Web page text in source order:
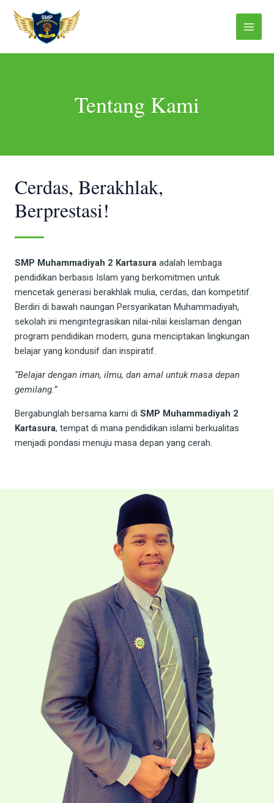
content
Main
Menu
Tentang Kami
Cerdas, Berakhlak,
Berprestasi!
SMP Muhammadiyah 2 Kartasura adalah lembaga
pendidikan berbasis Islam yang berkomitmen untuk
mencetak generasi berakhlak mulia, cerdas, dan kompetitif.
Berdiri di bawah naungan Persyarikatan Muhammadiyah,
sekolah ini mengintegrasikan nilai-nilai keislaman dengan
program pendidikan modern, guna menciptakan lingkungan
belajar yang kondusif dan inspiratif.
“Belajar dengan iman, ilmu, dan amal untuk masa depan
gemilang.”
Bergabunglah bersama kami di SMP Muhammadiyah 2
Kartasura, tempat di mana pendidikan islami berkualitas
menjadi pondasi menuju masa depan yang cerah.